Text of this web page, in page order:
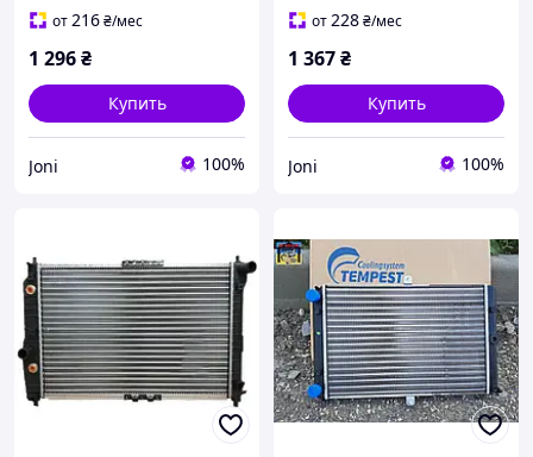
от216₴/мес
1 296₴
Купить
Joni 100%
от228₴/мес
1 367₴
Купить
Joni 100%